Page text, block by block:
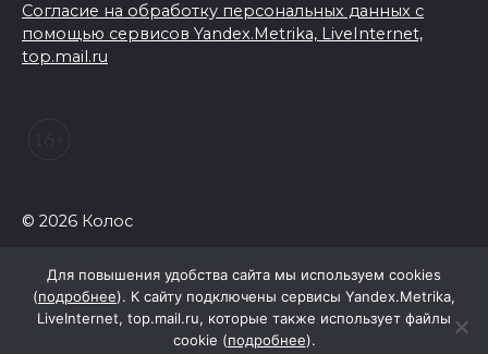
рекламной программе
10 августа 2026 17:54
Правительство: Донские
туркомпании повышают
Согласие на обработку персональных данных с
помощью сервисов Yandex.Metrika, LiveInternet,
top.mail.ru
© 2026 Колос
Для повышения удобства сайта мы используем cookies
(подробнее). К сайту подключены сервисы Yandex.Metrika,
LiveInternet, top.mail.ru, которые также использует файлы
cookie (подробнее).